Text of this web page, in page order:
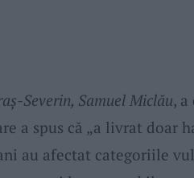
Severin, Samuel Miclău,
a spus că „a livrat doar
au afectat categoriile